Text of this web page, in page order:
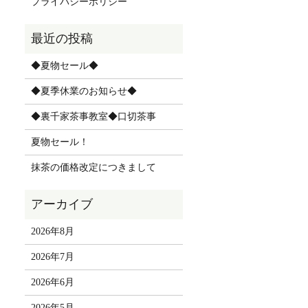
◆夏物セール◆
◆夏季休業のお知らせ◆
◆裏千家茶事教室◆口切茶事
夏物セール！
抹茶の価格改定につきまして
2026年8月
2026年7月
2026年6月